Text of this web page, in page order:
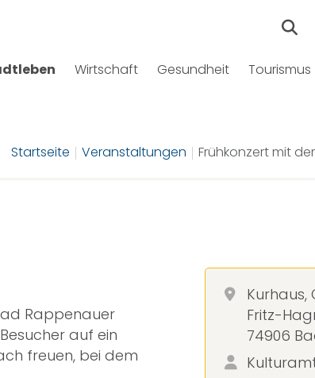
Wirtschaft Gesundheit Tourismus
Startseite Veranstaltungen Frühkonzert mit
Rappenauer
auf ein
freuen, bei dem
Kurhaus,
Fritz-
74906